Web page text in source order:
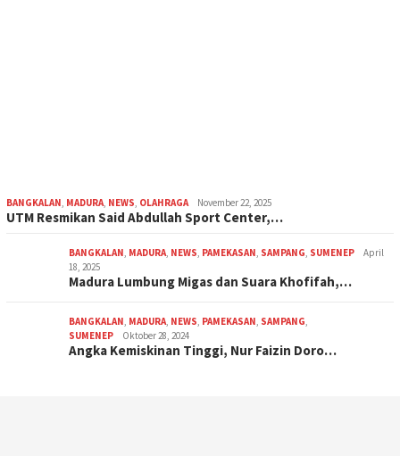
BANGKALAN, MADURA, NEWS, OLAHRAGA November 22, 2025
UTM Resmikan Said Abdullah Sport Center,…
BANGKALAN, MADURA, NEWS, PAMEKASAN, SAMPANG, SUMENEP
April
18, 2025
Madura Lumbung Migas dan Suara Khofifah,…
BANGKALAN, MADURA, NEWS, PAMEKASAN, SAMPANG,
SUMENEP
Oktober 28, 2024
Angka Kemiskinan Tinggi, Nur Faizin Doro…